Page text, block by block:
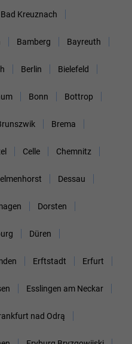
Bad Kreuznach
Bamberg Bayreuth
Berlin Bielefeld
Bonn Bottrop
Brema
Celle Chemnitz
Dessau
Dorsten
Düren
Erftstadt Erfurt
Esslingen am Neckar
nad Odrą